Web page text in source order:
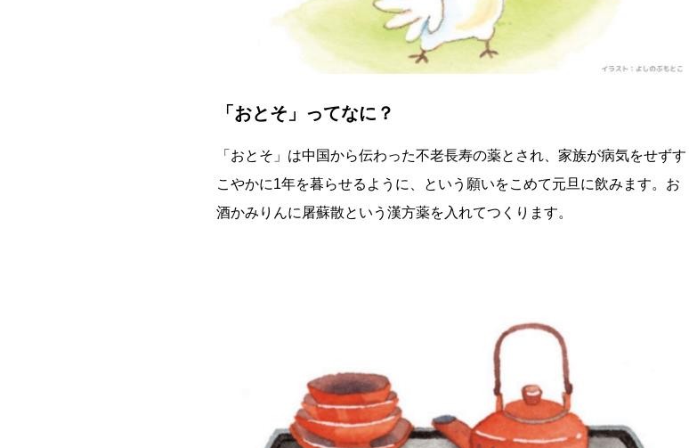
「おとそ」ってなに？
「おとそ」は中国から伝わった不老長寿の薬とされ、家族が病気をせずす
こやかに1年を暮らせるように、という願いをこめて元旦に飲みます。お
酒かみりんに屠蘇散という漢方薬を入れてつくります。